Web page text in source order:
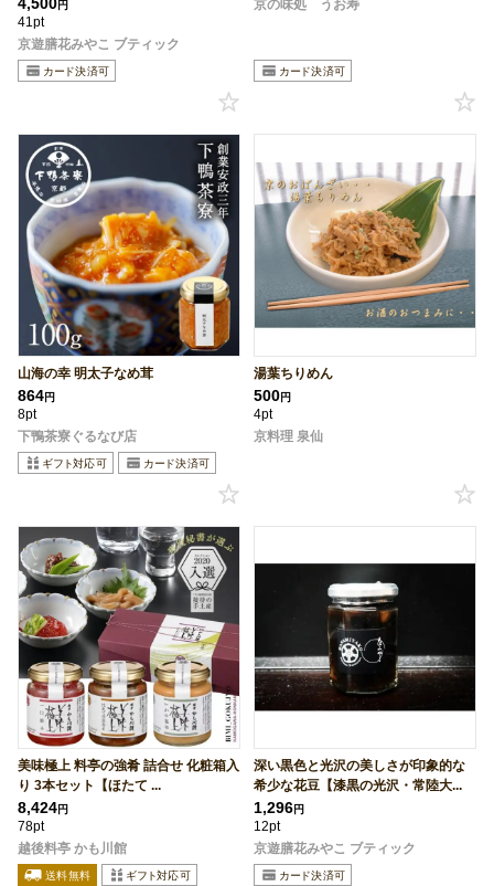
円
41pt
京遊膳花みやこ ブティック
京の味処 うお寿
山海の幸 明太子なめ茸
864円
8pt
下鴨茶寮ぐるなび店
湯葉ちりめん
500円
4pt
京料理 泉仙
美味極上 料亭の強肴 詰合せ 化粧箱入
り 3本セット【ほたて ...
8,424円
78pt
越後料亭 かも川館
深い黒色と光沢の美しさが印象的な
希少な花豆【漆黒の光沢・常陸大...
1,296円
12pt
京遊膳花みやこ ブティック